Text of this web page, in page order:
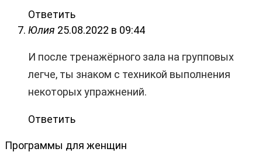
Ответить
Юлия 25.08.2022 в 09:44
И после тренажёрного зала на групповых
легче, ты знаком с техникой выполнения
некоторых упражнений.
Ответить
Программы для женщин